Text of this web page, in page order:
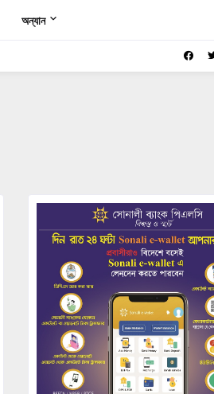
অন্যান